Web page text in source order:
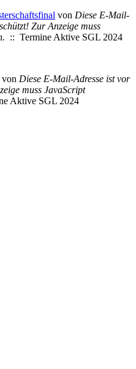
von Diese E-Mail-
Zur Anzeige muss
:: Termine Aktive SGL 2024
von Diese E-Mail-Adresse ist vor
muss JavaScript
Aktive SGL 2024